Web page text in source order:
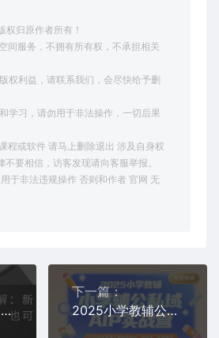
权归原作者所有！
间服务，不拥有所有权，不承担相关
权利益，请联系我们，会尽快给予删
学习，请勿用于非法操作，一切后果
程或软件 请马上删除退出 涉及自身权
要相信，访客发现请向客服举报。
于非法违规操作 否则和作者 官网 无
小红书AI壁纸项目拆解：新手小白看完这个方法，也可月入1w+
下一篇：
2025小学教辅公私域AIP实战营，一个适合普通人搞钱的项目，低成本，长期稳定